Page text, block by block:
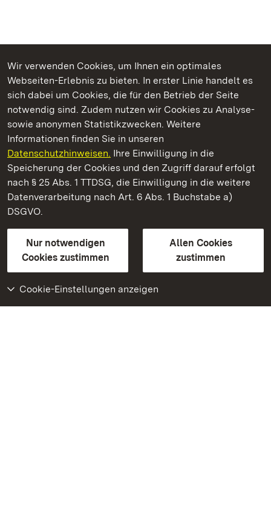
Wir verwenden Cookies, um Ihnen ein optimales
Webseiten-Erlebnis zu bieten. In erster Linie handelt es
sich dabei um Cookies, die für den Betrieb der Seite
notwendig sind. Zudem nutzen wir Cookies zu Analyse-
sowie anonymen Statistikzwecken. Weitere
Informationen finden Sie in unseren
Datenschutzhinweisen. Ihre Einwilligung in die
Speicherung der Cookies und den Zugriff darauf erfolgt
nach § 25 Abs. 1 TTDSG, die Einwilligung in die weitere
Datenverarbeitung nach Art. 6 Abs. 1 Buchstabe a)
DSGVO.
Nur notwendigen
Cookies zustimmen
Allen Cookies
zustimmen
Cookie-Einstellungen anzeigen
Kommen. Staunen. Genießen.
Staatliche Schlösser und Gärten Baden‑Württemberg
Staatliche Schlösser und Gärten Baden-Württemberg
Kontakt
GebärdenspracheLeichte Sprache
Erklärung zur Barrierefreiheit
BITV-konform (geprüfte Seiten)
Weiteres